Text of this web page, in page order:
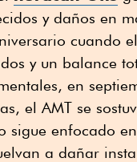
y daños en
cuando
y un balance
en
el AMT se
sigue enfocado
a dañar